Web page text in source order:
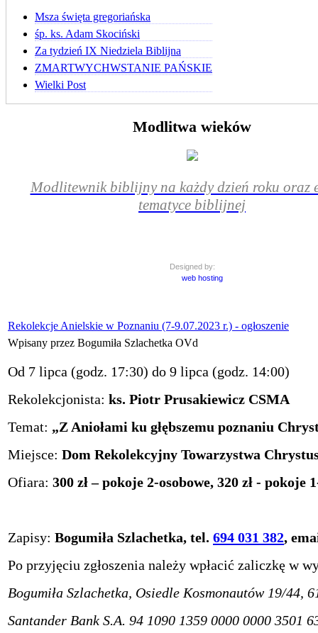
Msza święta gregoriańska
śp. ks. Adam Skociński
Za tydzień IX Niedziela Biblijna
ZMARTWYCHWSTANIE PAŃSKIE
Wielki Post
Modlitwa wieków
Modlitewnik biblijny na każdy dzień roku oraz
tematyce biblijnej
Designed by:
web hosting
Rekolekcje Anielskie w Poznaniu (7-9.07.2023 r.) - ogłoszenie
Wpisany przez Bogumiła Szlachetka OVd
Od 7 lipca (godz. 17:30) do 9 lipca (godz. 14:00)
Rekolekcjonista: ks. Piotr Prusakiewicz CSMA
Temat: „Z Aniołami ku głębszemu poznaniu
Miejsce: Dom Rekolekcyjny Towarzystwa
Ofiara: 300 zł – pokoje 2-osobowe, 320 zł - pokoje
Zapisy: Bogumiła Szlachetka, tel. 694 031 382,
Po przyjęciu zgłoszenia należy wpłacić zaliczkę w
Bogumiła Szlachetka, Osiedle Kosmonautów 19/44,
Santander Bank S.A. 94 1090 1359 0000 0000 3501